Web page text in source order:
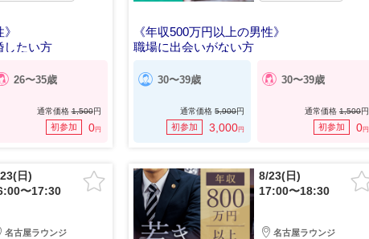
したい方
26〜35歳
通常価格1,500円
初参加 0円
《年収500万円以上の男性》
職場に出会いがない方
30〜39歳
通常価格5,900円
初参加 3,000円
30〜39歳
通常価格 1,500円
初参加 0円
日)
〜17:30
名古屋ラウンジ
8/23(日)
17:00〜18:30
名古屋ラウンジ